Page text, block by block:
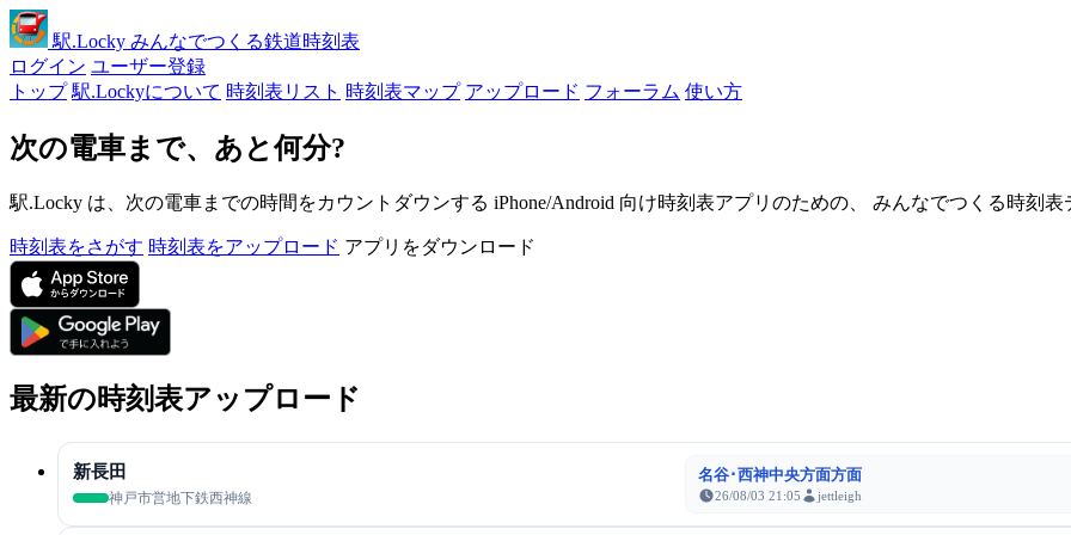
駅.Locky みんなでつくる鉄道時刻表
ログイン ユーザー登録
トップ 駅.Lockyについて 時刻表リスト 時刻表マップ アップロード フォーラム 使い方
次の電車まで、あと何分?
駅.Locky は、次の電車までの時間をカウントダウンする iPhone/Android 向け時刻表アプリのための、 みんなでつくる時刻表
時刻表をさがす 時刻表をアップロード アプリをダウンロード
最新の時刻表アップロード
新長田
神戸市営地下鉄西神線
名谷･西神中央方面方面
26/08/03 21:05 jettleigh